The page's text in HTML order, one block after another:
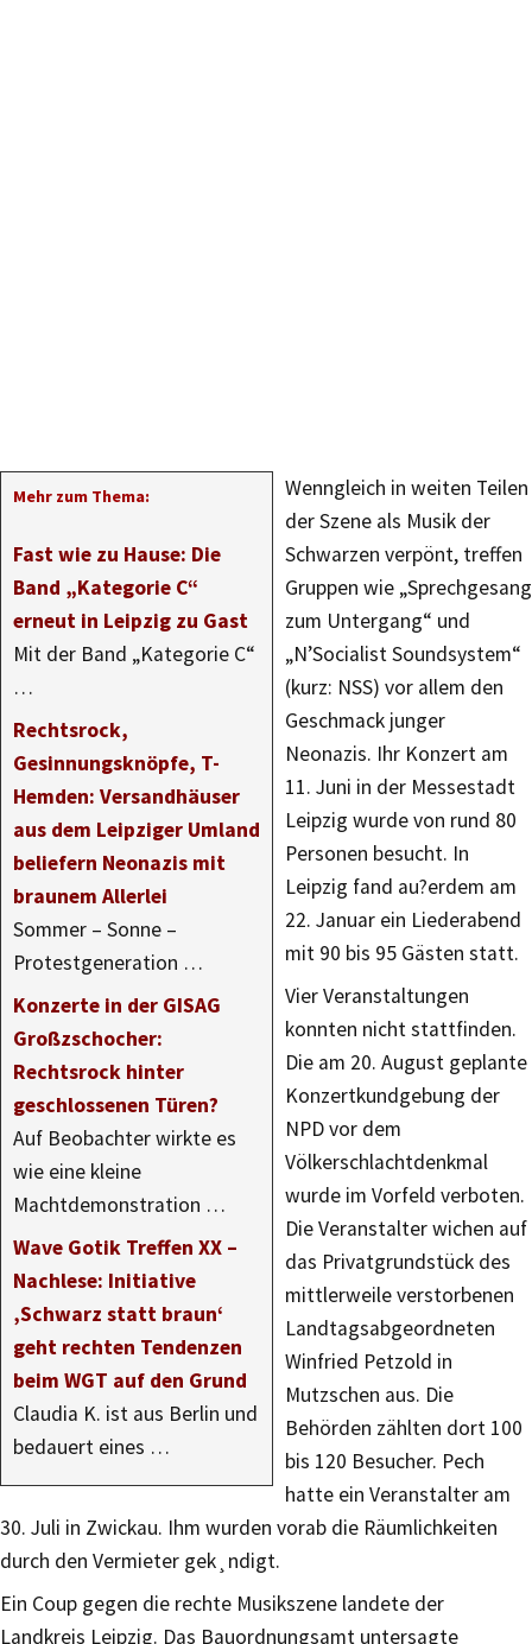
Mehr zum Thema:
Fast wie zu Hause: Die
Band „Kategorie C“
erneut in Leipzig zu Gast
Mit der Band „Kategorie C“
…
Rechtsrock,
Gesinnungsknöpfe, T-
Hemden: Versandhäuser
aus dem Leipziger Umland
beliefern Neonazis mit
braunem Allerlei
Sommer – Sonne –
Protestgeneration …
Konzerte in der GISAG
Großzschocher:
Rechtsrock hinter
geschlossenen Türen?
Auf Beobachter wirkte es
wie eine kleine
Machtdemonstration …
Wave Gotik Treffen XX –
Nachlese: Initiative
‚Schwarz statt braun‘
geht rechten Tendenzen
beim WGT auf den Grund
Claudia K. ist aus Berlin und
bedauert eines …
Wenngleich in weiten Teilen
der Szene als Musik der
Schwarzen verpönt, treffen
Gruppen wie „Sprechgesang
zum Untergang“ und
„N’Socialist Soundsystem“
(kurz: NSS) vor allem den
Geschmack junger
Neonazis. Ihr Konzert am
11. Juni in der Messestadt
Leipzig wurde von rund 80
Personen besucht. In
Leipzig fand au?erdem am
22. Januar ein Liederabend
mit 90 bis 95 Gästen statt.
Vier Veranstaltungen
konnten nicht stattfinden.
Die am 20. August geplante
Konzertkundgebung der
NPD vor dem
Völkerschlachtdenkmal
wurde im Vorfeld verboten.
Die Veranstalter wichen auf
das Privatgrundstück des
mittlerweile verstorbenen
Landtagsabgeordneten
Winfried Petzold in
Mutzschen aus. Die
Behörden zählten dort 100
bis 120 Besucher. Pech
hatte ein Veranstalter am
30. Juli in Zwickau. Ihm wurden vorab die Räumlichkeiten
durch den Vermieter gek¸ndigt.
Ein Coup gegen die rechte Musikszene landete der
Landkreis Leipzig. Das Bauordnungsamt untersagte